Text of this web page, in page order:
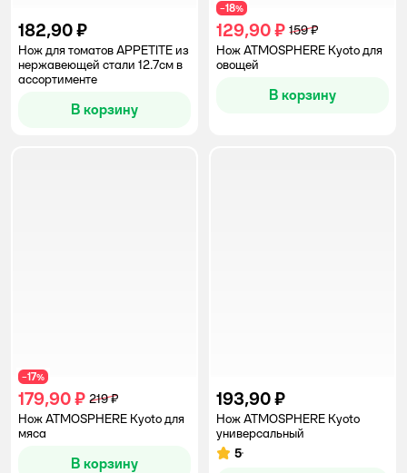
182,90 ₽
Нож для томатов APPETITE из
нержавеющей стали 12.7см в
ассортименте
В корзину
−18%
129,90 ₽ 159 ₽
Нож ATMOSPHERE Kyoto для
овощей
В корзину
−17%
179,90 ₽ 219 ₽
Нож ATMOSPHERE Kyoto для
мяса
В корзину
193,90 ₽
Нож ATMOSPHERE Kyoto
универсальный
Рейтинг:
5